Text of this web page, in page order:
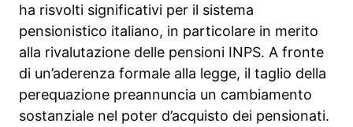
ha risvolti significativi per il sistema
pensionistico italiano, in particolare in merito
alla rivalutazione delle pensioni INPS. A fronte
di un’aderenza formale alla legge, il taglio della
perequazione preannuncia un cambiamento
sostanziale nel poter d’acquisto dei pensionati.